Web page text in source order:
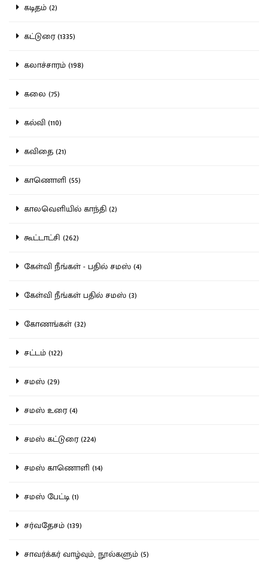
கடிதம் (2)
கட்டுரை (1335)
கலாச்சாரம் (198)
கலை (75)
கல்வி (110)
கவிதை (21)
காணொளி (55)
காலவெளியில் காந்தி (2)
கூட்டாட்சி (262)
கேள்வி நீங்கள் - பதில் சமஸ் (4)
கேள்வி நீங்கள் பதில் சமஸ் (3)
கோணங்கள் (32)
சட்டம் (122)
சமஸ் (29)
சமஸ் உரை (4)
சமஸ் கட்டுரை (224)
சமஸ் காணொளி (14)
சமஸ் பேட்டி (1)
சர்வதேசம் (139)
சாவர்க்கர் வாழ்வும், நூல்களும் (5)